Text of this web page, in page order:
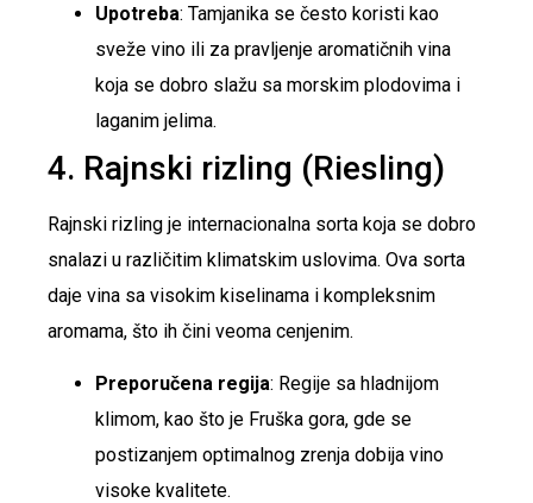
Upotreba: Tamjanika se često koristi kao
sveže vino ili za pravljenje aromatičnih vina
koja se dobro slažu sa morskim plodovima i
laganim jelima.
4. Rajnski rizling (Riesling)
Rajnski rizling je internacionalna sorta koja se dobro
snalazi u različitim klimatskim uslovima. Ova sorta
daje vina sa visokim kiselinama i kompleksnim
aromama, što ih čini veoma cenjenim.
Preporučena regija: Regije sa hladnijom
klimom, kao što je Fruška gora, gde se
postizanjem optimalnog zrenja dobija vino
visoke kvalitete.